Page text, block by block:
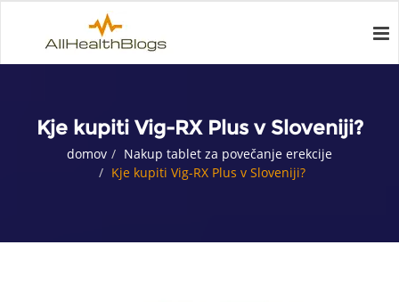
Kje kupiti Vig-RX Plus v Sloveniji?
domov
Nakup tablet za povečanje erekcije
Kje kupiti Vig-RX Plus v Sloveniji?